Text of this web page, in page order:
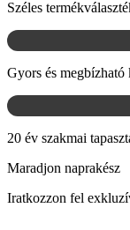
Széles
Gyors és
20 év szakmai
Maradjon naprakész
Iratkozzon fel